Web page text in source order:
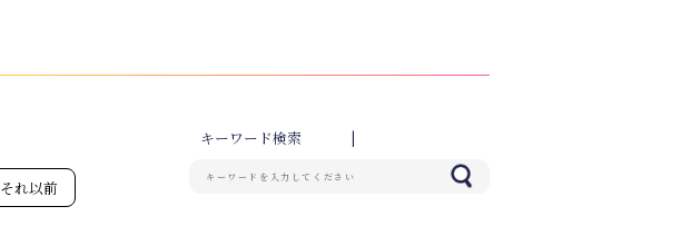
それ以前
キーワード検索